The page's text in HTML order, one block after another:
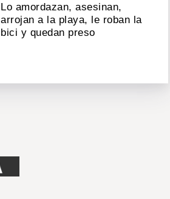
Lo amordazan, asesinan,
arrojan a la playa, le roban la
bici y quedan preso